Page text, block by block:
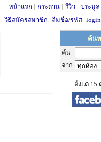
หน้าแรก | กระดาน | รีวิว | ประมูล
| วิธีสมัครสมาชิก | ลืมชื่อ/รหัส |
ค้น
ค้น
จาก
ตั้งแต่ 15